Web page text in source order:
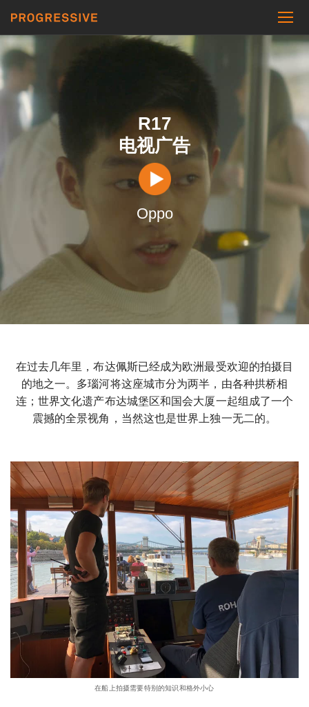
R17
电视广告
Oppo
在过去几年里，布达佩斯已经成为欧洲最受欢迎的拍摄目
的地之一。多瑙河将这座城市分为两半，由各种拱桥相
连；世界文化遗产布达城堡区和国会大厦一起组成了一个
震撼的全景视角，当然这也是世界上独一无二的。
在船上拍摄需要特别的知识和格外小心